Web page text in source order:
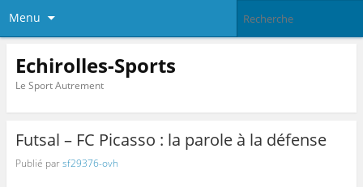
Menu
Echirolles-Sports
Le Sport Autrement
Futsal – FC Picasso : la parole à la défense
Publié parsf29376-ovh